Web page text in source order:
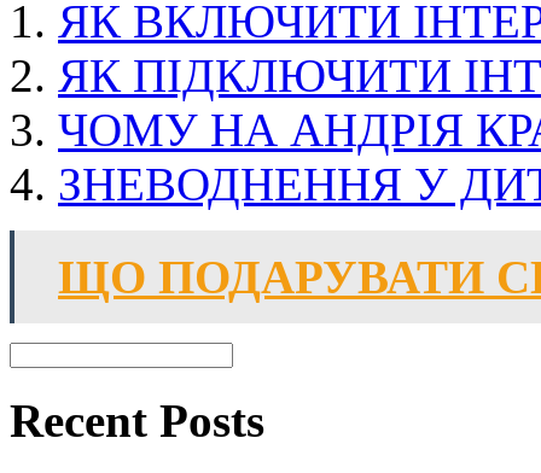
ЯК ВКЛЮЧИТИ
ЯК ПІДКЛЮЧИТИ
ЧОМУ НА АНДРІЯ
ЗНЕВОДНЕННЯ У
ЩО ПОДАРУВАТИ
Recent Posts